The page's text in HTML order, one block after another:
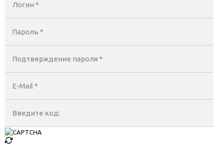
Логин *
Пароль *
Подтверждение пароля *
E-Mail *
Введите код: